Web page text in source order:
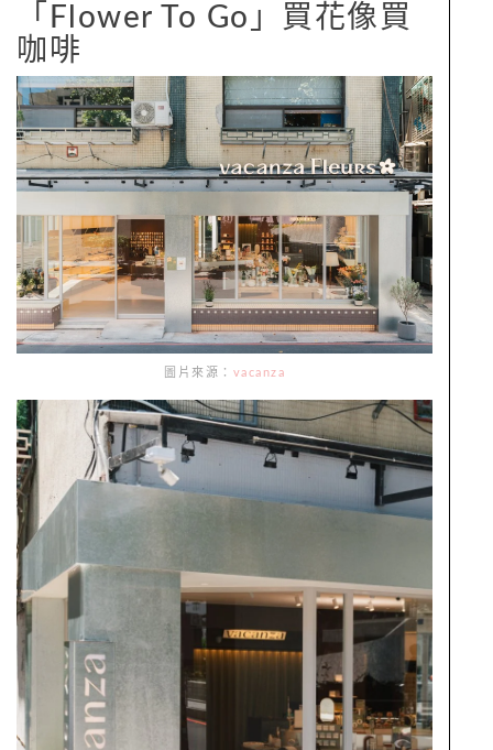
「Flower To Go」買花像買
咖啡
圖片來源： vacanza